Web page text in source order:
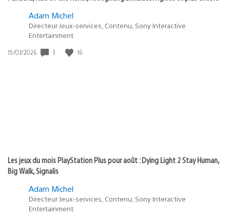
Adam Michel
Directeur Jeux-services, Contenu, Sony Interactive
Entertainment
Date
15/07/2026 3 16
Les jeux du mois PlayStation Plus pour août : Dying Light 2 Stay Human,
Big Walk, Signalis
Adam Michel
Directeur Jeux-services, Contenu, Sony Interactive
Entertainment